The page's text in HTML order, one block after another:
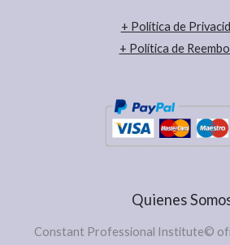
+ Política de
+ Política de
Quienes
Constant Professional Institute©